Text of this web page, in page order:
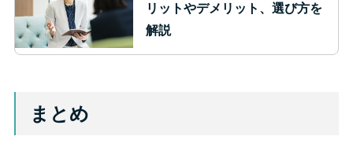
リットやデメリット、選び方を
解説
まとめ